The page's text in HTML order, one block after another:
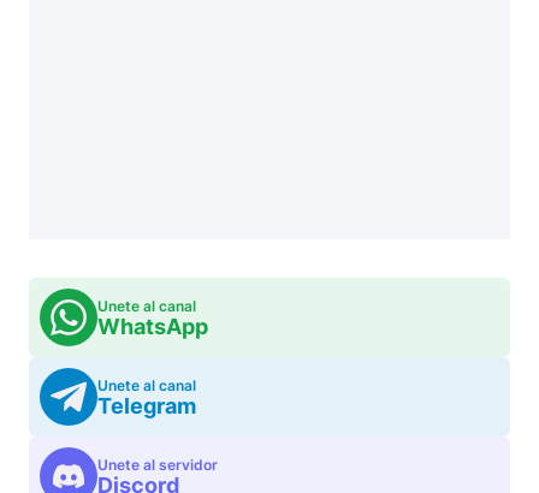
Unete al canal
WhatsApp
Unete al canal
Telegram
Unete al servidor
Discord